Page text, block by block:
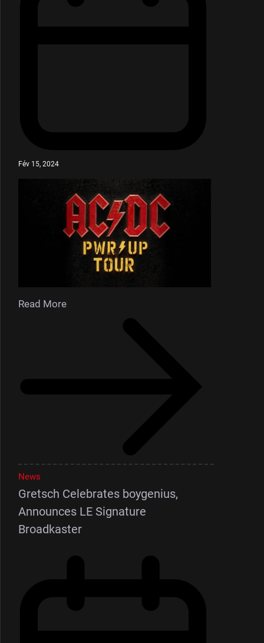
Fév 15, 2024
Read More
News
Gretsch Celebrates boygenius,
Announces LE Signature
Broadkaster